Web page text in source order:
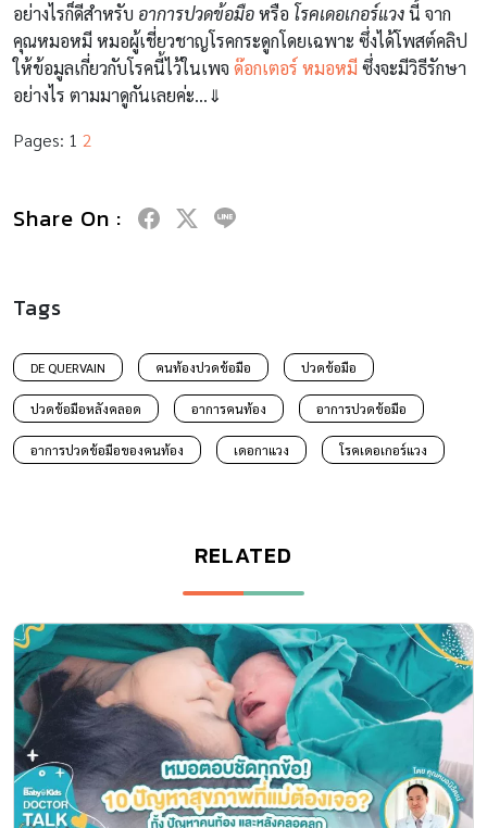
อย่างไรก็ดีสำหรับ อาการปวดข้อมือหรือ โรคเดอเกอร์แวงนี้ จาก
คุณหมอหมี หมอผู้เชี่ยวชาญโรคกระดูกโดยเฉพาะ ซึ่งได้โพสต์คลิป
ให้ข้อมูลเกี่ยวกับโรคนี้ไว้ในเพจ ด๊อกเตอร์ หมอหมี ซึ่งจะมีวิธีรักษา
อย่างไร ตามมาดูกันเลยค่ะ…⇓
Pages: 1 2
Share On :
Tags
DE QUERVAIN คนท้องปวดข้อมือ ปวดข้อมือ
ปวดข้อมือหลังคลอด อาการคนท้อง อาการปวดข้อมือ
อาการปวดข้อมือของคนท้อง เดอกาแวง โรคเดอเกอร์แวง
RELATED